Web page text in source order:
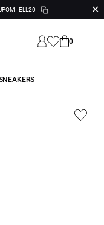
ELL20 ✕
0